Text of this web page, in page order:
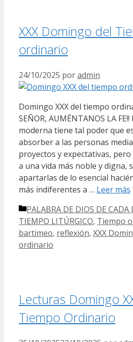
XXX Domingo del
ordinario
24/10/2025 poradmin
Domingo XXX del tiempo
SEÑOR, AUMÉNTANOS LA
moderna tiene tal poder que
absorber a las personas
proyectos y expectativas,
a una vida más noble y digna,
apartarlas de lo esencial
más indiferentes a … Leer más
Categorías
PALABRA DE DIOS DE
TIEMPO LITÚRGICO, Tiempo
bartimeo, reflexión, XXX
ordinario
Lecturas Domingo
Tiempo Ordinario